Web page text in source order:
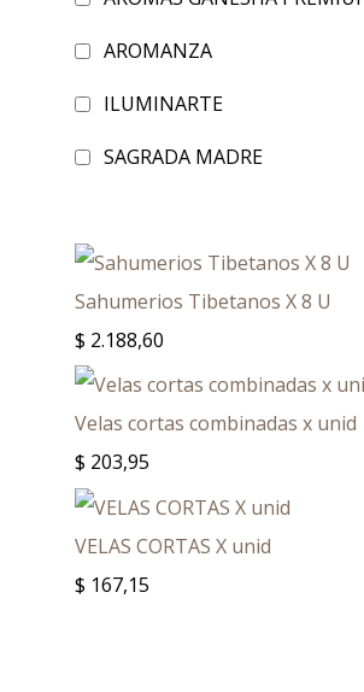
AROMANZA
ILUMINARTE
SAGRADA MADRE
Sahumerios Tibetanos X 8 U
$ 2.188,60
Velas cortas combinadas x unid
$ 203,95
VELAS CORTAS X unid
$ 167,15